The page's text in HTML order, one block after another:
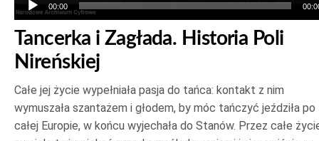
00:00
Tancerka i Zagłada. Historia Poli
Nireńskiej
Całe jej życie wypełniała pasja do tańca: kontakt z nim
wymuszała szantażem i głodem, by móc tańczyć jeździła po
całej Europie, w końcu wyjechała do Stanów. Przez całe